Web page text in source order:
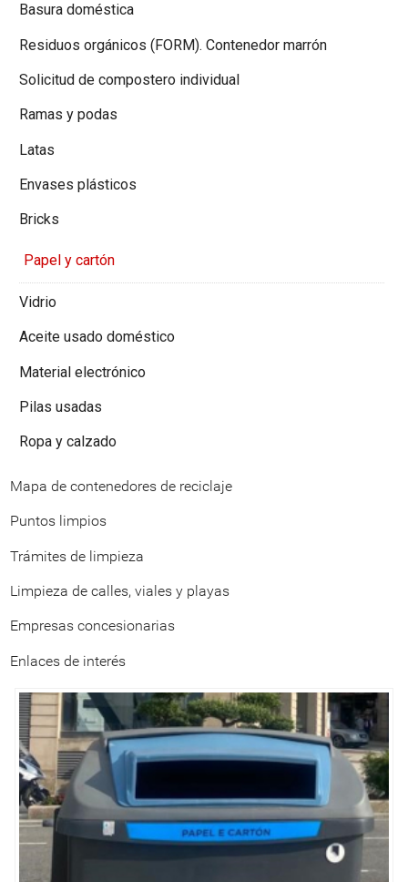
Basura doméstica
Residuos orgánicos (FORM). Contenedor marrón
Solicitud de compostero individual
Ramas y podas
Latas
Envases plásticos
Bricks
Papel y cartón
Vidrio
Aceite usado doméstico
Material electrónico
Pilas usadas
Ropa y calzado
Mapa de contenedores de reciclaje
Puntos limpios
Trámites de limpieza
Limpieza de calles, viales y playas
Empresas concesionarias
Enlaces de interés